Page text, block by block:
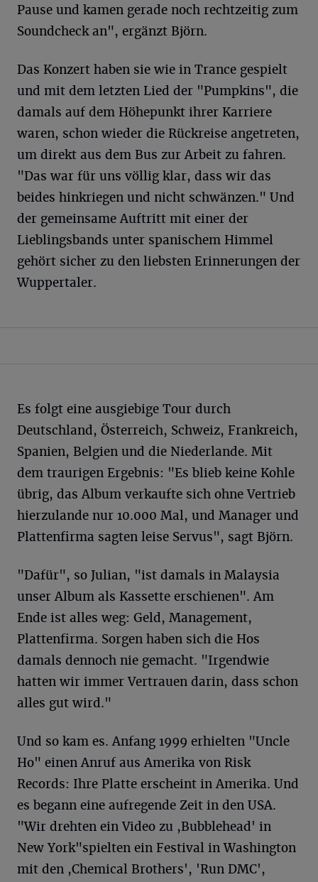
Pause und kamen gerade noch rechtzeitig zum
Soundcheck an", ergänzt Björn.
Das Konzert haben sie wie in Trance gespielt
und mit dem letzten Lied der "Pumpkins", die
damals auf dem Höhepunkt ihrer Karriere
waren, schon wieder die Rückreise angetreten,
um direkt aus dem Bus zur Arbeit zu fahren.
"Das war für uns völlig klar, dass wir das
beides hinkriegen und nicht schwänzen." Und
der gemeinsame Auftritt mit einer der
Lieblingsbands unter spanischem Himmel
gehört sicher zu den liebsten Erinnerungen der
Wuppertaler.
Es folgt eine ausgiebige Tour durch
Deutschland, Österreich, Schweiz, Frankreich,
Spanien, Belgien und die Niederlande. Mit
dem traurigen Ergebnis: "Es blieb keine Kohle
übrig, das Album verkaufte sich ohne Vertrieb
hierzulande nur 10.000 Mal, und Manager und
Plattenfirma sagten leise Servus", sagt Björn.
"Dafür", so Julian, "ist damals in Malaysia
unser Album als Kassette erschienen". Am
Ende ist alles weg: Geld, Management,
Plattenfirma. Sorgen haben sich die Hos
damals dennoch nie gemacht. "Irgendwie
hatten wir immer Vertrauen darin, dass schon
alles gut wird."
Und so kam es. Anfang 1999 erhielten "Uncle
Ho" einen Anruf aus Amerika von Risk
Records: Ihre Platte erscheint in Amerika. Und
es begann eine aufregende Zeit in den USA.
"Wir drehten ein Video zu ,Bubblehead' in
New York"spielten ein Festival in Washington
mit den ,Chemical Brothers', 'Run DMC',